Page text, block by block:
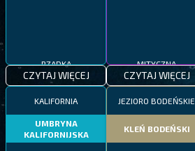
CZYTAJ WIĘCEJ CZYTAJ WIĘCEJ
KALIFORNIA
UMBRYNA
KALIFORNIJSKA
JEZIORO BODEŃSKIE
KLEŃ BODEŃSKI